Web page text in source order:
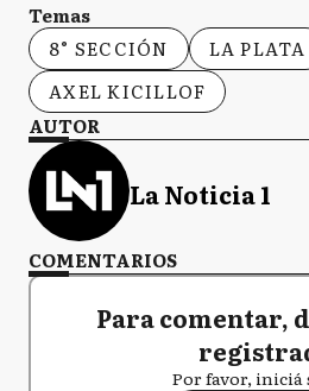
Temas
8° SECCIÓN
LA PLATA
AXEL KICILLOF
AUTOR
La Noticia 1
COMENTARIOS
Para comentar,
Por favor, iniciá